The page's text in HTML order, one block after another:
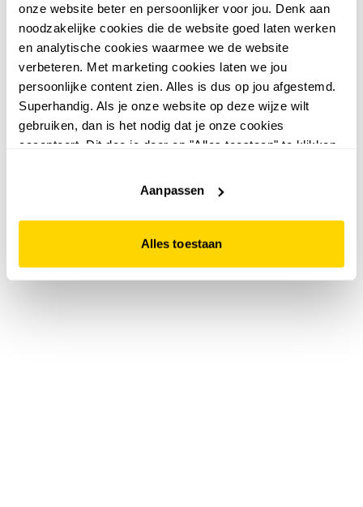
onze website beter en persoonlijker voor jou. Denk aan
noodzakelijke cookies die de website goed laten werken
en analytische cookies waarmee we de website
verbeteren. Met marketing cookies laten we jou
persoonlijke content zien. Alles is dus op jou afgestemd.
Superhandig. Als je onze website op deze wijze wilt
gebruiken, dan is het nodig dat je onze cookies
accepteert. Dit doe je door op "Alles toestaan" te klikken.
website niet optimaal functioneert.
Aanpassen
Alles toestaan